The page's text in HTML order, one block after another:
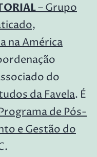
– Grupo
na América
do
da Favela. É
de Pós-
e Gestão do